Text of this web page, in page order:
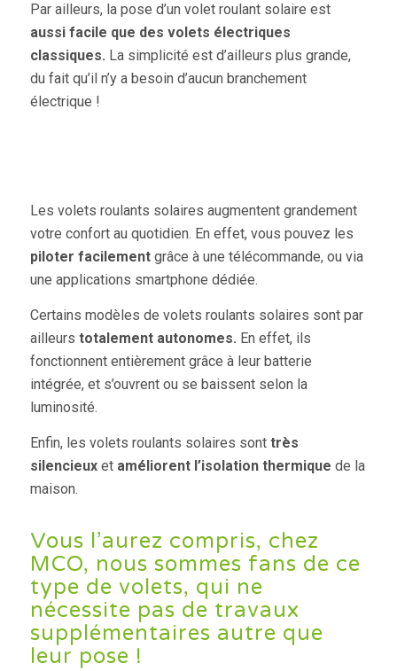
Par ailleurs, la pose d’un volet roulant solaire est
aussi facile que des volets électriques
classiques. La simplicité est d’ailleurs plus grande,
du fait qu’il n’y a besoin d’aucun branchement
électrique !
Les volets roulants solaires augmentent grandement
votre confort au quotidien. En effet, vous pouvez les
piloter facilementgrâce à une télécommande, ou via
une applications smartphone dédiée.
Certains modèles de volets roulants solaires sont par
ailleurs totalement autonomes. En effet, ils
fonctionnent entièrement grâce à leur batterie
intégrée, et s’ouvrent ou se baissent selon la
luminosité.
Enfin, les volets roulants solaires sont très
silencieuxet améliorent l’isolation thermique de la
maison.
Vous l’aurez compris, chez
MCO, nous sommes fans de ce
type de volets, qui ne
nécessite pas de travaux
supplémentaires autre que
leur pose !